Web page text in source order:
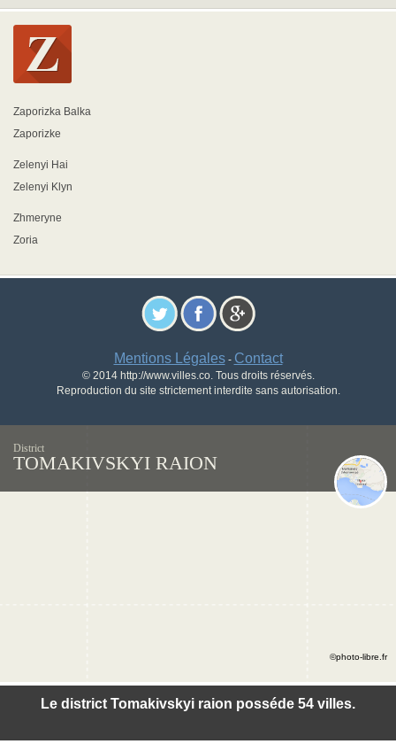
Zaporizka Balka
Zaporizke
Zelenyi Hai
Zelenyi Klyn
Zhmeryne
Zoria
Mentions Légales- Contact
© 2014 http://www.villes.co. Tous droits réservés.
Reproduction du site strictement interdite sans autorisation.
District
TOMAKIVSKYI RAION
Le district Tomakivskyi raion posséde 54 villes.
©photo-libre.fr